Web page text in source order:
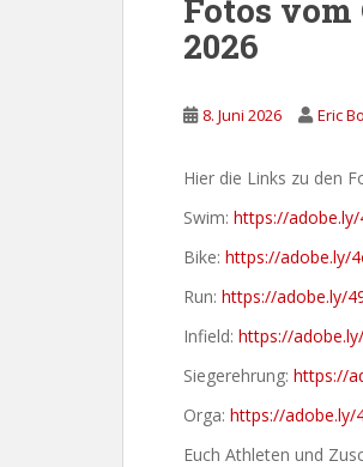
Fotos
2026
8. Juni 2026 Eric
Hier die Links zu den
Swim: https://adobe.ly/
Bike: https://adobe.ly/
Run: https://adobe.ly/
Infield: https://
Siegerehrung: https://
Orga: https://adobe.ly/
Euch Athleten und